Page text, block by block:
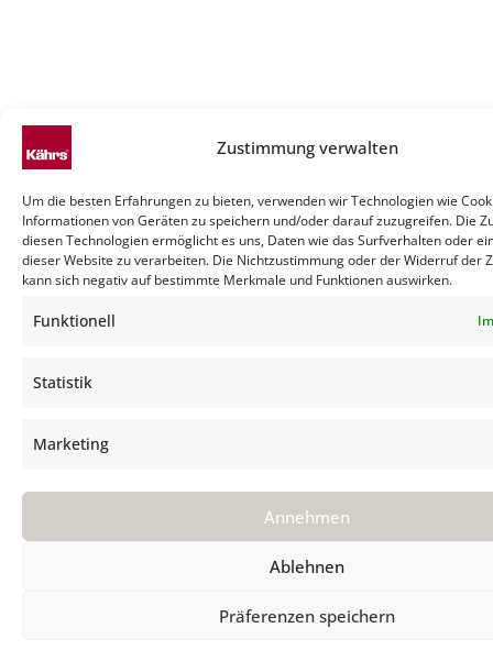
Zustimmung verwalten
Um die besten Erfahrungen zu bieten, verwenden wir Technologien wie
Informationen von Geräten zu speichern und/oder darauf zuzugreifen. Die
diesen Technologien ermöglicht es uns, Daten wie das Surfverhalten oder
dieser Website zu verarbeiten. Die Nichtzustimmung oder der Widerruf der
kann sich negativ auf bestimmte Merkmale und Funktionen auswirken.
Funktionell
Statistik
Marketing
Annehmen
Ablehnen
Präferenzen speichern